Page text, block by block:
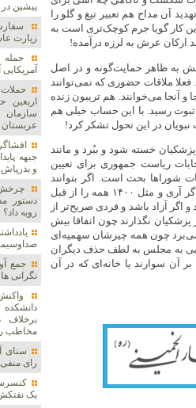
آن مداح هم تعبیر تیغ و گلو را
کار گویا جرم کوچک‌تری است به
ارکان عرش به لرزه درآمده!
به ظاهر حمایت‌گونه و در اصل
ملاقات حضوری که نمی‌توانند
و آنجا می‌خوانند. هم تریبون زنده
رسید. با این حساب خیلی هم
در این تحول تشکر کرد!
پزشکیان خسته شود و ببُرد و مانند
ریاست جمهوری برای تعیین
شوراها بحث است. اگر بتوانند
برگزار کنند با تعدد و تنوع نامزدها چه کنند؛ رد صلاحیت‌شان کنند یا نه؟ اگر آری و مثل ۱۴۰۰ همه را از قبل
آزاد باشد و فردی صریح‌تر از
نگذارند چون اتفاقا بیش
چون همه چیزشان سهمیه‌ای
به مجلس به لطف حذف دیگران
آن سوارند یا خانه‌ای که در آن
پیشین
زیارت
عربستان
جبهه
و بذرپاش
چرخش
دستور
رویه داد؟
جمع
نگرانی
مخاطب
سنای
رای منفی
یک